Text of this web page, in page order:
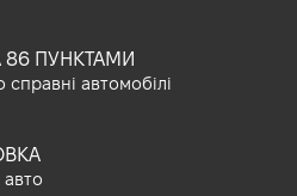
86 ПУНКТАМИ
автомобілі